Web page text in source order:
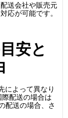
送会社や販売元
応が可能です。
安と
によって異なり
配送の場合は
配送の場合、さ